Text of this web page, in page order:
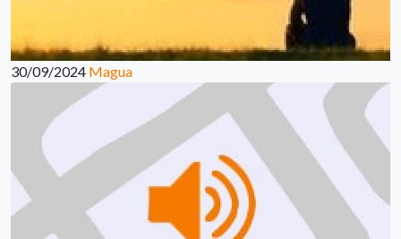
30/09/2024 Magua